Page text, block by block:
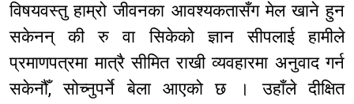
विषयवस्तु हाम्रो जीवनका आवश्यकतासँग मेल खाने हुन
सकेनन् की रु वा सिकेको ज्ञान सीपलाई हामीले
प्रमाणपत्रमा मात्रै सीमित राखी व्यवहारमा अनुवाद गर्न
सकेनौँ, सोच्नुपर्ने बेला आएको छ । उहाँले दीक्षित